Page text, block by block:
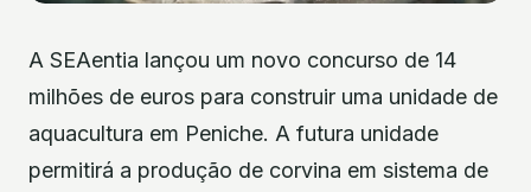
A SEAentia lançou um novo concurso de 14
milhões de euros para construir uma unidade de
aquacultura em Peniche. A futura unidade
permitirá a produção de corvina em sistema de